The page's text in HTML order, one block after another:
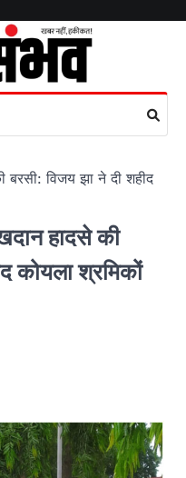
विजय झा ने दी शहीद
हादसे की
कोयला श्रमिकों